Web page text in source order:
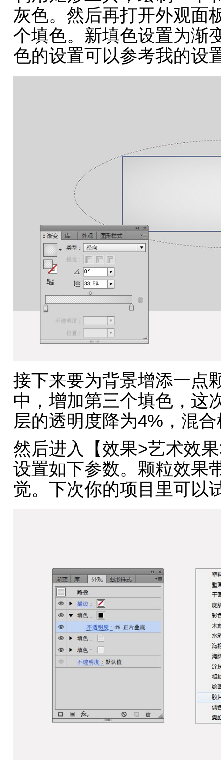
灰色。然后再打开外观面
个填色。新填色设置为渐
色的设置可以参考我的设
接下来要为背景增添一点
中，增加第三个填色，这
层的透明度降为4%，混
然后进入【效果>艺术效
设置如下参数。颗粒效果
觉。下次你的项目里可以